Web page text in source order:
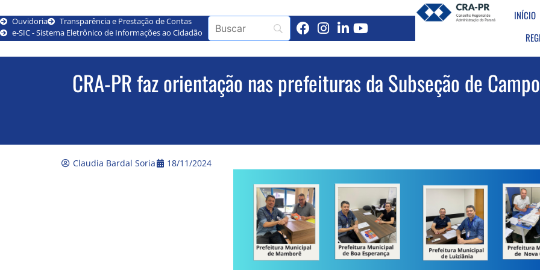
Ouvidoria
Transparência e Prestação de Contas
e-SIC - Sistema Eletrônico de Informações ao Cidadão
INÍCIO
CRA-PR faz orientação nas prefeituras da Subseção de
Claudia Bardal Soria 18/11/2024